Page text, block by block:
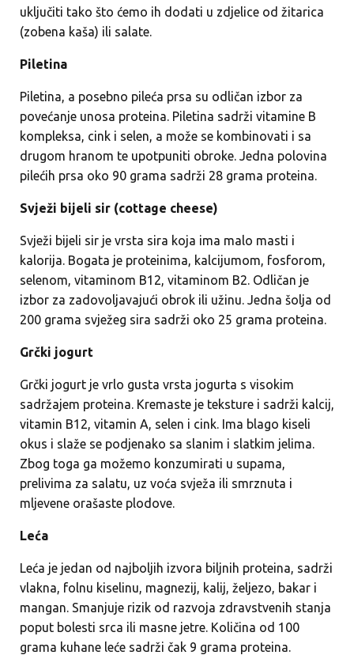
uključiti tako što ćemo ih dodati u zdjelice od žitarica
(zobena kaša) ili salate.
Piletina
Piletina, a posebno pileća prsa su odličan izbor za
povećanje unosa proteina. Piletina sadrži vitamine B
kompleksa, cink i selen, a može se kombinovati i sa
drugom hranom te upotpuniti obroke. Jedna polovina
pilećih prsa oko 90 grama sadrži 28 grama proteina.
Svježi bijeli sir (cottage cheese)
Svježi bijeli sir je vrsta sira koja ima malo masti i
kalorija. Bogata je proteinima, kalcijumom, fosforom,
selenom, vitaminom B12, vitaminom B2. Odličan je
izbor za zadovoljavajući obrok ili užinu. Jedna šolja od
200 grama svježeg sira sadrži oko 25 grama proteina.
Grčki jogurt
Grčki jogurt je vrlo gusta vrsta jogurta s visokim
sadržajem proteina. Kremaste je teksture i sadrži kalcij,
vitamin B12, vitamin A, selen i cink. Ima blago kiseli
okus i slaže se podjenako sa slanim i slatkim jelima.
Zbog toga ga možemo konzumirati u supama,
prelivima za salatu, uz voća svježa ili smrznuta i
mljevene orašaste plodove.
Leća
Leća je jedan od najboljih izvora biljnih proteina, sadrži
vlakna, folnu kiselinu, magnezij, kalij, željezo, bakar i
mangan. Smanjuje rizik od razvoja zdravstvenih stanja
poput bolesti srca ili masne jetre. Količina od 100
grama kuhane leće sadrži čak 9 grama proteina.